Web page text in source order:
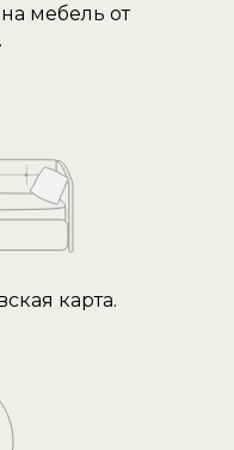
мебель от
карта.